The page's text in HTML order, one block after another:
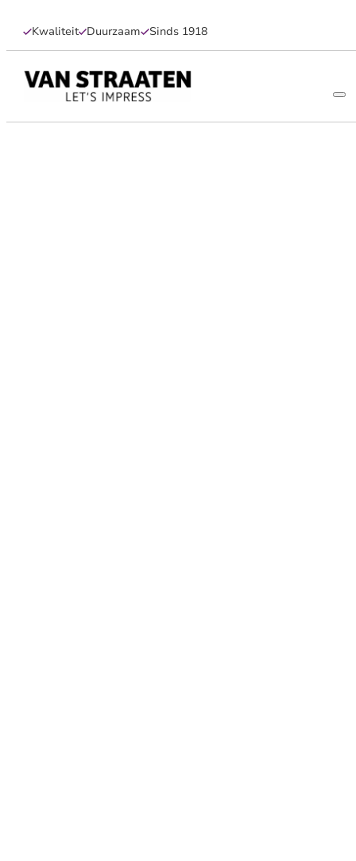
Kwaliteit Duurzaam Sinds 1918